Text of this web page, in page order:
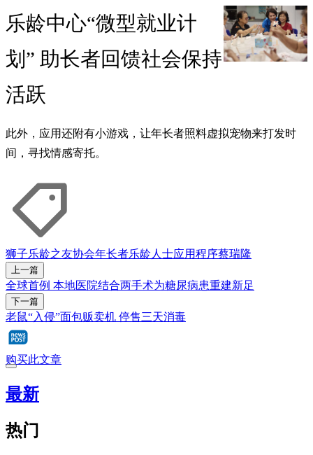
乐龄中心“微型就业计
划” 助长者回馈社会保持
活跃
此外，应用还附有小游戏，让年长者照料虚拟宠物来打发时
间，寻找情感寄托。
狮子乐龄之友协会年长者乐龄人士应用程序蔡瑞隆
上一篇
全球首例 本地医院结合两手术为糖尿病患重建新足
下一篇
老鼠“入侵”面包贩卖机 停售三天消毒
购买此文章
最新
热门